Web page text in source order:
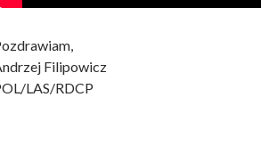
Filipowicz
LAS/RDCP